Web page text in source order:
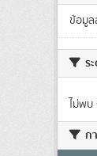
ข้อมู
ร
ไม่พ
ก